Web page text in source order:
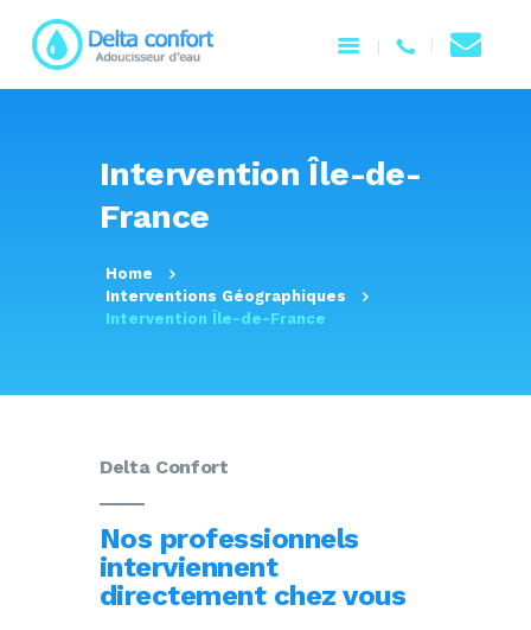
Intervention Île-de-
France
Home
Interventions Géographiques
Intervention Île-de-France
ACCUEIL
NOTRE ENTREPRISE
PRODUITS
CONTACTEZ-NOUS
Delta Confort
Nos professionnels
interviennent
directement chez vous